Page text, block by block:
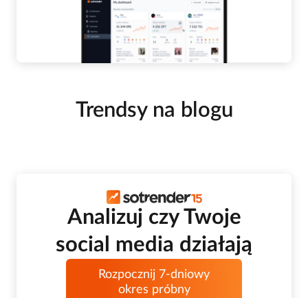
Trendsy na blogu
Analizuj czy Twoje
social media działają
Rozpocznij 7-dniowy
okres próbny